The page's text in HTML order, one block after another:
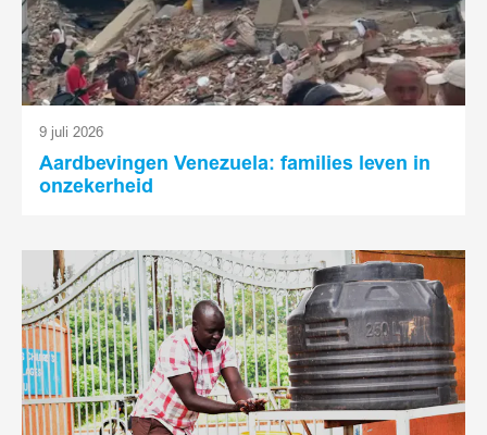
9 juli 2026
Aardbevingen Venezuela: families leven in
onzekerheid
Lees
meer